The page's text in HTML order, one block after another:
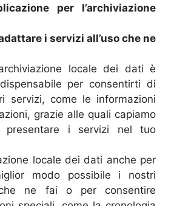
per l’archiviazione
i servizi all’uso che ne
locale dei dati è
per consentirti di
servizi, come le informazioni
grazie alle quali capiamo
presentare i servizi nel tuo
locale dei dati anche per
modo possibile i nostri
che ne fai o per consentire